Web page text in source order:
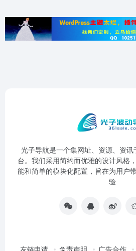
光子导航是一个集网址、资源、资
台。我们采用简约而优雅的设计风格
能和简单的模块化配置，旨在为用户
验